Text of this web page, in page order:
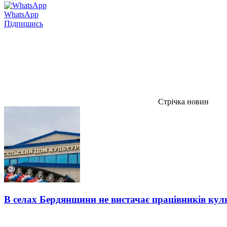
WhatsApp
Підпишись
Стрічка новин
В селах Бердянщини не вистачає працівників